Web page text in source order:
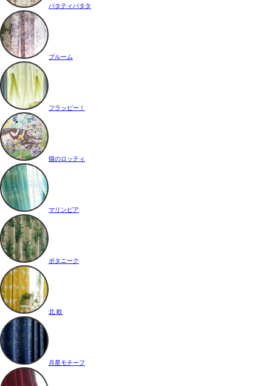
パタティパタタ
ブルーム
フラッピー！
猫のロッティ
マリンピア
ボタニーク
北 欧
月星モチーフ